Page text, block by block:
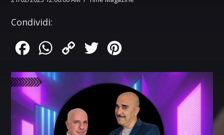
Condividi:
FacebookWhatsApp
Copy
Twitter